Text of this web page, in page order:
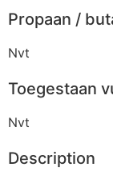
Propaan /
Nvt
Toegestaan
Nvt
Description